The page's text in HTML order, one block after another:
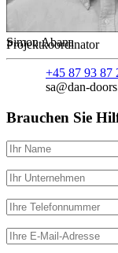
Simon Abana
Projektkoordinator
+45 87 93 87
sa@dan-
Brauchen Sie